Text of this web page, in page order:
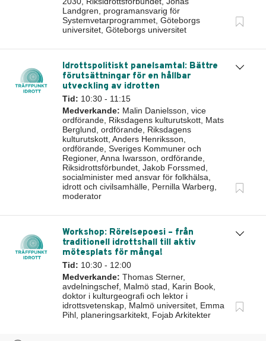
Landgren, programansvarig för
Systemvetarprogrammet, Göteborgs
universitet, Göteborgs universitet
Idrottspolitiskt panelsamtal: Bättre
förutsättningar för en hållbar
utveckling av idrotten
Tid: 10:30 - 11:15
Medverkande: Malin Danielsson, vice
ordförande, Riksdagens kulturutskott, Mats
Berglund, ordförande, Riksdagens
kulturutskott, Anders Henriksson,
ordförande, Sveriges Kommuner och
Regioner, Anna Iwarsson, ordförande,
Riksidrottsförbundet, Jakob Forssmed,
socialminister med ansvar för folkhälsa,
idrott och civilsamhälle, Pernilla Warberg,
moderator
Workshop: Rörelsepoesi – från
traditionell idrottshall till aktiv
mötesplats för många!
Tid: 10:30 - 12:00
Medverkande: Thomas Sterner,
avdelningschef, Malmö stad, Karin Book,
doktor i kulturgeografi och lektor i
idrottsvetenskap, Malmö universitet, Emma
Pihl, planeringsarkitekt, Fojab Arkitekter